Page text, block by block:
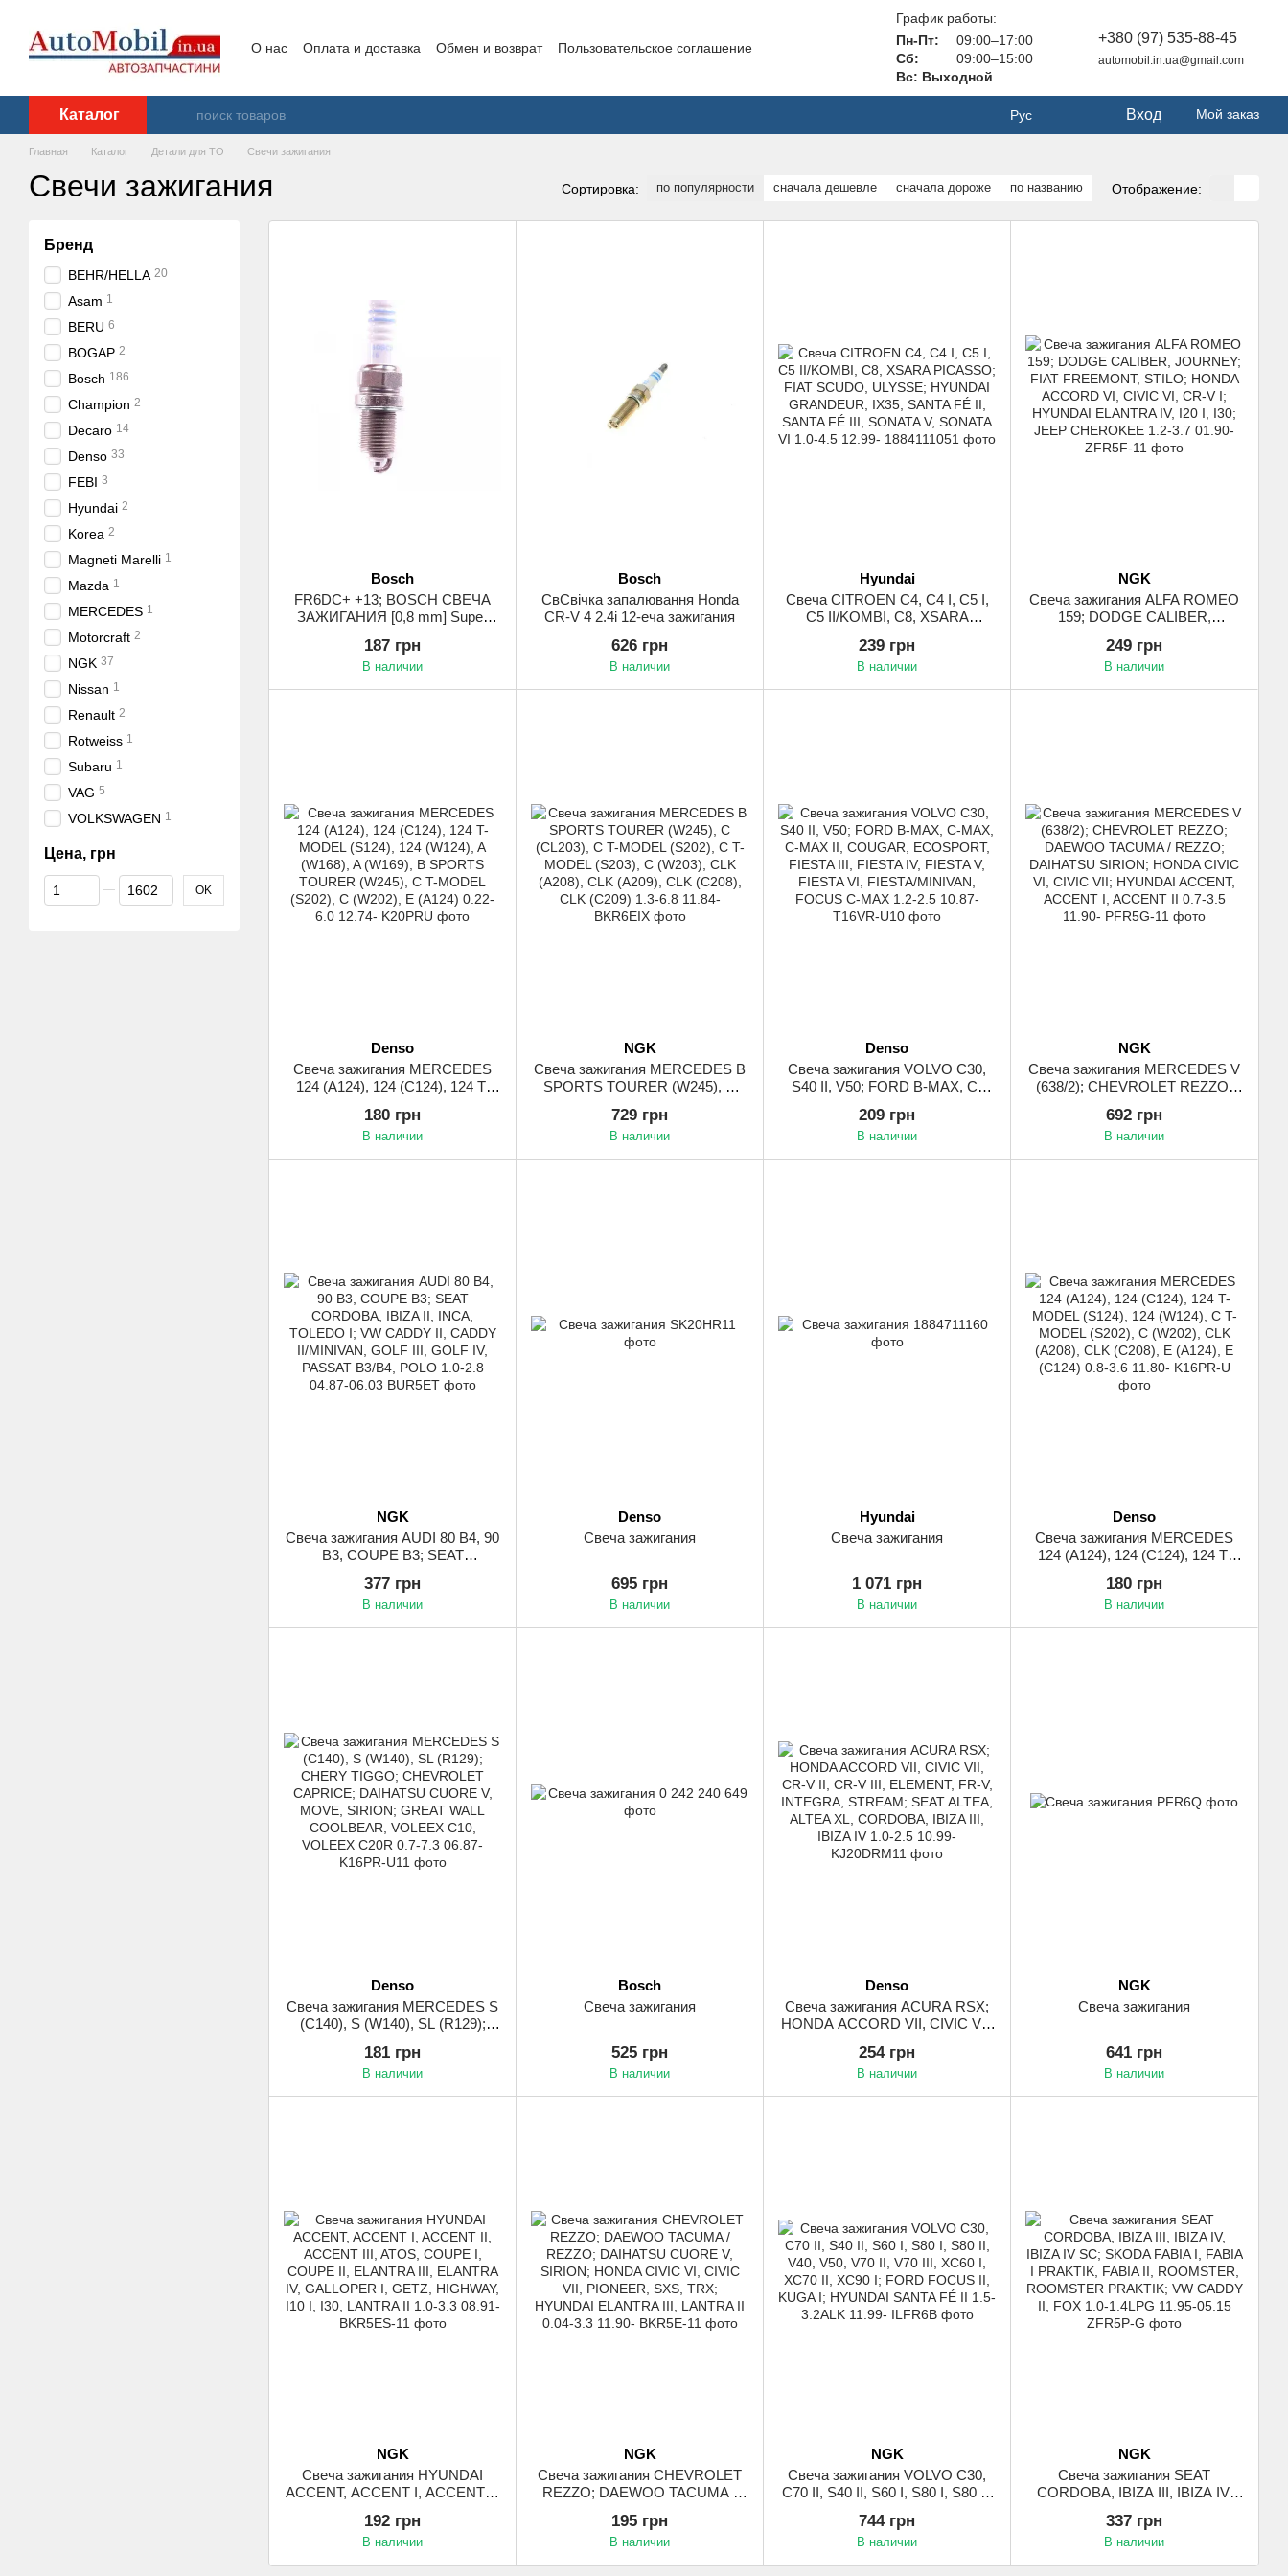
О нас Оплата и доставка Обмен и возврат
Пользовательское соглашение
График работы:
Пн-Пт:
09:00–17:00
Сб:
09:00–15:00
Вс: Выходной
+380 (97) 535-88-45
automobil.in.ua@gmail.com
Каталог Рус Вход Мой заказ
Главная Каталог Детали для ТО Свечи зажигания
Свечи зажигания Сортировка: по популярности сначала дешевле сначала дороже по названию Отображение:
Bosch
FR6DC+ +13; BOSCH СВЕЧА
ЗАЖИГАНИЯ [0,8 mm] Super
187 грн
В наличии
Bosch
СвСвічка запалювання Honda
CR-V 4 2.4i 12-еча зажигания
626 грн
В наличии
Hyundai
Свеча CITROEN C4, C4 I, C5 I,
C5 II/KOMBI, C8, XSARA
ULYSSE; HYUNDAI
GRANDEUR, IX35, SANTA FÉ II,
SANTA FÉ III, SONATA V,
239 грн
В наличии
NGK
Свеча зажигания ALFA ROMEO
159; DODGE CALIBER,
STILO; HONDA ACCORD VI,
CIVIC VI, CR-V I; HYUNDAI
ELANTRA IV, I20 I, I30; JEEP
249 грн
В наличии
Denso
Свеча зажигания MERCEDES
124 (A124), 124 (C124), 124 T-
(W168), A (W169), B SPORTS
TOURER (W245), C T-MODEL
(S202), C (W202), E (A124) 0.22-
180 грн
В наличии
NGK
Свеча зажигания MERCEDES B
SPORTS TOURER (W245), C
MODEL (S203), C (W203), CLK
(A208), CLK (A209), CLK (C208),
CLK (C209) 1.3-6.8 11.84-
729 грн
В наличии
Denso
Свеча зажигания VOLVO C30,
S40 II, V50; FORD B-MAX, C-
ECOSPORT, FIESTA III, FIESTA
IV, FIESTA V, FIESTA VI,
FIESTA/MINIVAN, FOCUS C-
209 грн
В наличии
NGK
Свеча зажигания MERCEDES V
(638/2); CHEVROLET REZZO;
DAIHATSU SIRION; HONDA
CIVIC VI, CIVIC VII; HYUNDAI
ACCENT, ACCENT I, ACCENT II
692 грн
В наличии
NGK
Свеча зажигания AUDI 80 B4, 90
B3, COUPE B3; SEAT
TOLEDO I; VW CADDY II,
CADDY II/MINIVAN, GOLF III,
GOLF IV, PASSAT B3/B4, POLO
377 грн
В наличии
Denso
Свеча зажигания
695 грн
В наличии
Hyundai
Свеча зажигания
1 071 грн
В наличии
Denso
Свеча зажигания MERCEDES
124 (A124), 124 (C124), 124 T-
MODEL (S202), C (W202), CLK
(A208), CLK (C208), E (A124), E
(C124) 0.8-3.6 11.80-
180 грн
В наличии
Denso
Свеча зажигания MERCEDES S
(C140), S (W140), SL (R129);
CAPRICE; DAIHATSU CUORE V,
MOVE, SIRION; GREAT WALL
COOLBEAR, VOLEEX C10,
181 грн
В наличии
Bosch
Свеча зажигания
525 грн
В наличии
Denso
Свеча зажигания ACURA RSX;
HONDA ACCORD VII, CIVIC VII,
V, INTEGRA, STREAM; SEAT
ALTEA, ALTEA XL, CORDOBA,
IBIZA III, IBIZA IV 1.0-2.5 10.99-
254 грн
В наличии
NGK
Свеча зажигания
641 грн
В наличии
NGK
Свеча зажигания HYUNDAI
ACCENT, ACCENT I, ACCENT II,
COUPE II, ELANTRA III,
ELANTRA IV, GALLOPER I,
192 грн
В наличии
NGK
Свеча зажигания CHEVROLET
REZZO; DAEWOO TACUMA /
SIRION; HONDA CIVIC VI, CIVIC
VII, PIONEER, SXS, TRX;
195 грн
В наличии
NGK
Свеча зажигания VOLVO C30,
C70 II, S40 II, S60 I, S80 I, S80 II,
XC70 II, XC90 I; FORD FOCUS II,
KUGA I; HYUNDAI SANTA FÉ II
744 грн
В наличии
NGK
Свеча зажигания SEAT
CORDOBA, IBIZA III, IBIZA IV,
FABIA I PRAKTIK, FABIA II,
ROOMSTER, ROOMSTER
337 грн
В наличии
Бренд
BEHR/HELLA 20
Asam 1
BERU 6
BOGAP 2
Bosch 186
Champion 2
Decaro 14
Denso 33
FEBI 3
Hyundai 2
Korea 2
Magneti Marelli 1
Mazda 1
MERCEDES 1
Motorcraft 2
NGK 37
Nissan 1
Renault 2
Rotweiss 1
Subaru 1
VAG 5
VOLKSWAGEN 1
Цена, грн
От Цена, грн
До Цена, грн OK